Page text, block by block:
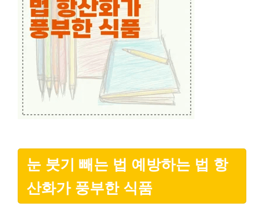
눈 붓기 빼는 법 예방하는 법 항
산화가 풍부한 식품